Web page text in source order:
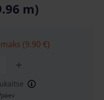
m)
(9.90 €)